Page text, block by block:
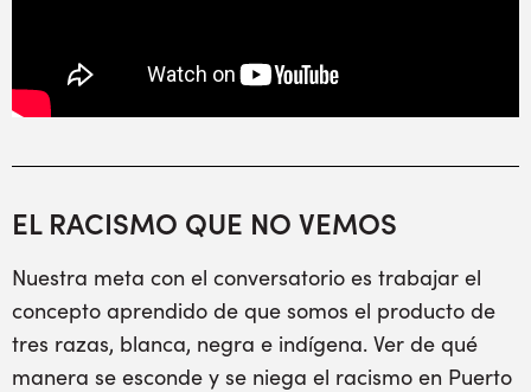
EL RACISMO QUE NO VEMOS
Nuestra meta con el conversatorio es trabajar el
concepto aprendido de que somos el producto de
tres razas, blanca, negra e indígena. Ver de qué
manera se esconde y se niega el racismo en Puerto